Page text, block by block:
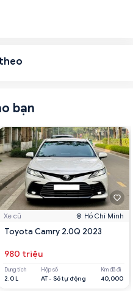
bạn
Xe cũ Hồ Chí Minh
Toyota Camry 2.0Q 2023
980 triệu
Dung tích
2.0 L
Hộp số
AT - Số tự động
Km đã đi
40,000